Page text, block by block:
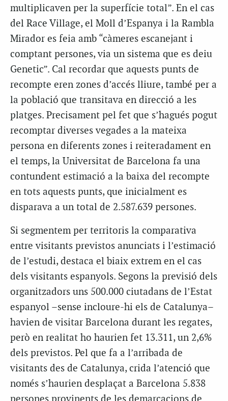
multiplicaven per la superfície total”. En el cas
del Race Village, el Moll d’Espanya i la Rambla
Mirador es feia amb “càmeres escanejant i
comptant persones, via un sistema que es deiu
Genetic”. Cal recordar que aquests punts de
recompte eren zones d’accés lliure, també per a
la població que transitava en direcció a les
platges. Precisament pel fet que s’hagués pogut
recomptar diverses vegades a la mateixa
persona en diferents zones i reiteradament en
el temps, la Universitat de Barcelona fa una
contundent estimació a la baixa del recompte
en tots aquests punts, que inicialment es
disparava a un total de 2.587.639 persones.
Si segmentem per territoris la comparativa
entre visitants previstos anunciats i l’estimació
de l’estudi, destaca el biaix extrem en el cas
dels visitants espanyols. Segons la previsió dels
organitzadors uns 500.000 ciutadans de l’Estat
espanyol –sense incloure-hi els de Catalunya–
havien de visitar Barcelona durant les regates,
però en realitat ho haurien fet 13.311, un 2,6%
dels previstos. Pel que fa a l’arribada de
visitants des de Catalunya, crida l’atenció que
només s’haurien desplaçat a Barcelona 5.838